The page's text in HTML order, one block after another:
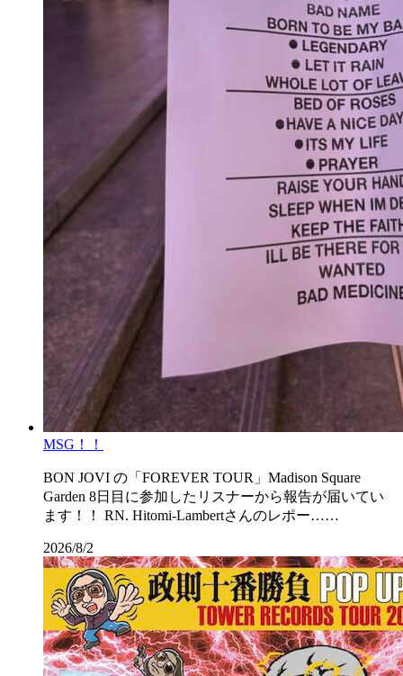
MSG！！
BON JOVI の「FOREVER TOUR」Madison Square
Garden 8日目に参加したリスナーから報告が届いてい
ます！！ RN. Hitomi-Lambertさんのレポー……
2026/8/2